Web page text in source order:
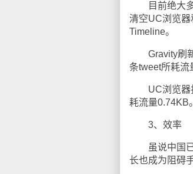
目前绝大多
清空UC浏览
Timeline。
Gravity刷新
条tweet所耗流
UC浏览器打
耗流量0.74KB。
3、效率
虽说中国已
长也成为阻碍